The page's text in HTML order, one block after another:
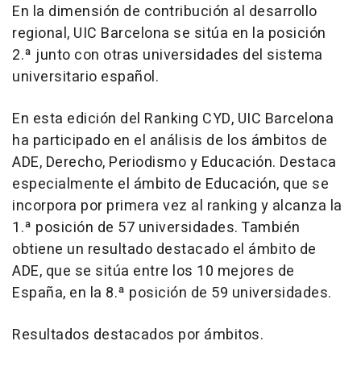
En la dimensión de contribución al desarrollo
regional, UIC Barcelona se sitúa en la posición
2.ª junto con otras universidades del sistema
universitario español.
En esta edición del Ranking CYD, UIC Barcelona
ha participado en el análisis de los ámbitos de
ADE, Derecho, Periodismo y Educación. Destaca
especialmente el ámbito de Educación, que se
incorpora por primera vez al ranking y alcanza la
1.ª posición de 57 universidades. También
obtiene un resultado destacado el ámbito de
ADE, que se sitúa entre los 10 mejores de
España, en la 8.ª posición de 59 universidades.
Resultados destacados por ámbitos.